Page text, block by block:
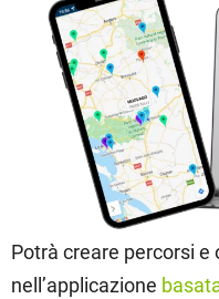
Potrà creare percorsi
nell’applicazione